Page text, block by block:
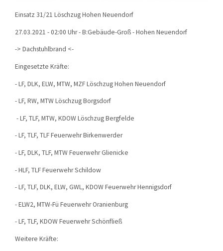
Einsatz 31/21 Löschzug Hohen Neuendorf
27.03.2021 - 02:00 Uhr - B:Gebäude-Groß - Hohen Neuendorf
-> Dachstuhlbrand <-
Eingesetzte Kräfte:
- LF, DLK, ELW, MTW, MZF Löschzug Hohen Neuendorf
- LF, RW, MTW Löschzug Borgsdorf
- LF, TLF, MTW, KDOW Löschzug Bergfelde
- LF, TLF, TLF Feuerwehr Birkenwerder
- LF, DLK, TLF, MTW Feuerwehr Glienicke
- HLF, TLF Feuerwehr Schildow
- LF, TLF, DLK, ELW, GWL, KDOW Feuerwehr Hennigsdorf
- ELW2, MTW-Fü Feuerwehr Oranienburg
- LF, TLF, KDOW Feuerwehr Schönfließ
Weitere Kräfte: